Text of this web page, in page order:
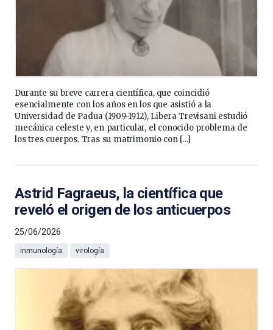
Durante su breve carrera científica, que coincidió
esencialmente con los años en los que asistió a la
Universidad de Padua (1909-1912), Libera Trevisani estudió
mecánica celeste y, en particular, el conocido problema de
los tres cuerpos. Tras su matrimonio con […]
Astrid Fagraeus, la científica que
reveló el origen de los anticuerpos
25/06/2026
inmunología virología